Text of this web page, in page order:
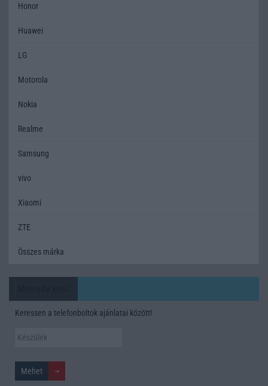
Honor
Huawei
LG
Motorola
Nokia
Realme
Samsung
vivo
Xiaomi
ZTE
Összes márka
Keressen a telefonboltok ajánlatai között!